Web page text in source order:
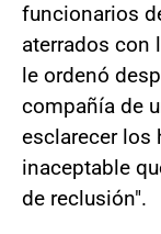
funcionarios
aterrados con
le ordenó
compañía de
esclarecer los
inaceptable
de reclusión".